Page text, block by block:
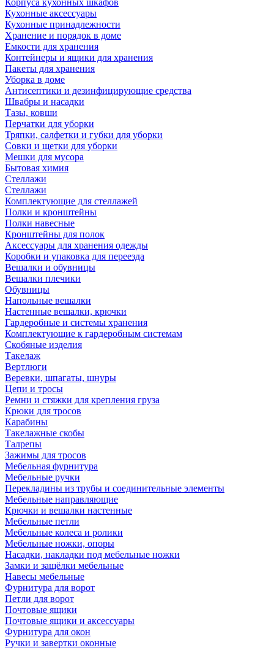
Корпуса кухонных шкафов
Кухонные аксессуары
Кухонные принадлежности
Хранение и порядок в доме
Емкости для хранения
Контейнеры и ящики для хранения
Пакеты для хранения
Уборка в доме
Антисептики и дезинфицирующие средства
Швабры и насадки
Тазы, ковши
Перчатки для уборки
Тряпки, салфетки и губки для уборки
Совки и щетки для уборки
Мешки для мусора
Бытовая химия
Стеллажи
Стеллажи
Комплектующие для стеллажей
Полки и кронштейны
Полки навесные
Кронштейны для полок
Аксессуары для хранения одежды
Коробки и упаковка для переезда
Вешалки и обувницы
Вешалки плечики
Обувницы
Напольные вешалки
Настенные вешалки, крючки
Гардеробные и системы хранения
Комплектующие к гардеробным системам
Скобяные изделия
Такелаж
Вертлюги
Веревки, шпагаты, шнуры
Цепи и тросы
Ремни и стяжки для крепления груза
Крюки для тросов
Карабины
Такелажные скобы
Талрепы
Зажимы для тросов
Мебельная фурнитура
Мебельные ручки
Перекладины из трубы и соединительные элементы
Мебельные направляющие
Крючки и вешалки настенные
Мебельные петли
Мебельные колеса и ролики
Мебельные ножки, опоры
Насадки, накладки под мебельные ножки
Замки и защёлки мебельные
Навесы мебельные
Фурнитура для ворот
Петли для ворот
Почтовые ящики
Почтовые ящики и аксессуары
Фурнитура для окон
Ручки и завертки оконные